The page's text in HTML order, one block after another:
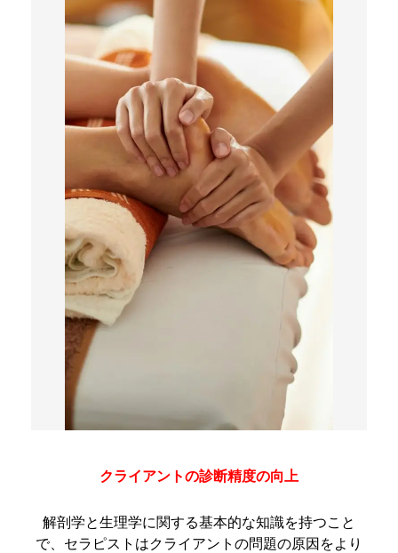
クライアントの診断精度の向上
解剖学と生理学に関する基本的な知識を持つこと
で、セラピストはクライアントの問題の原因をより